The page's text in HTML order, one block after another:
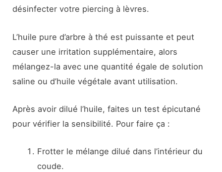
désinfecter votre piercing à lèvres.
L’huile pure d’arbre à thé est puissante et peut
causer une irritation supplémentaire, alors
mélangez-la avec une quantité égale de solution
saline ou d’huile végétale avant utilisation.
Après avoir dilué l’huile, faites un test épicutané
pour vérifier la sensibilité. Pour faire ça :
Frotter le mélange dilué dans l’intérieur du
coude.